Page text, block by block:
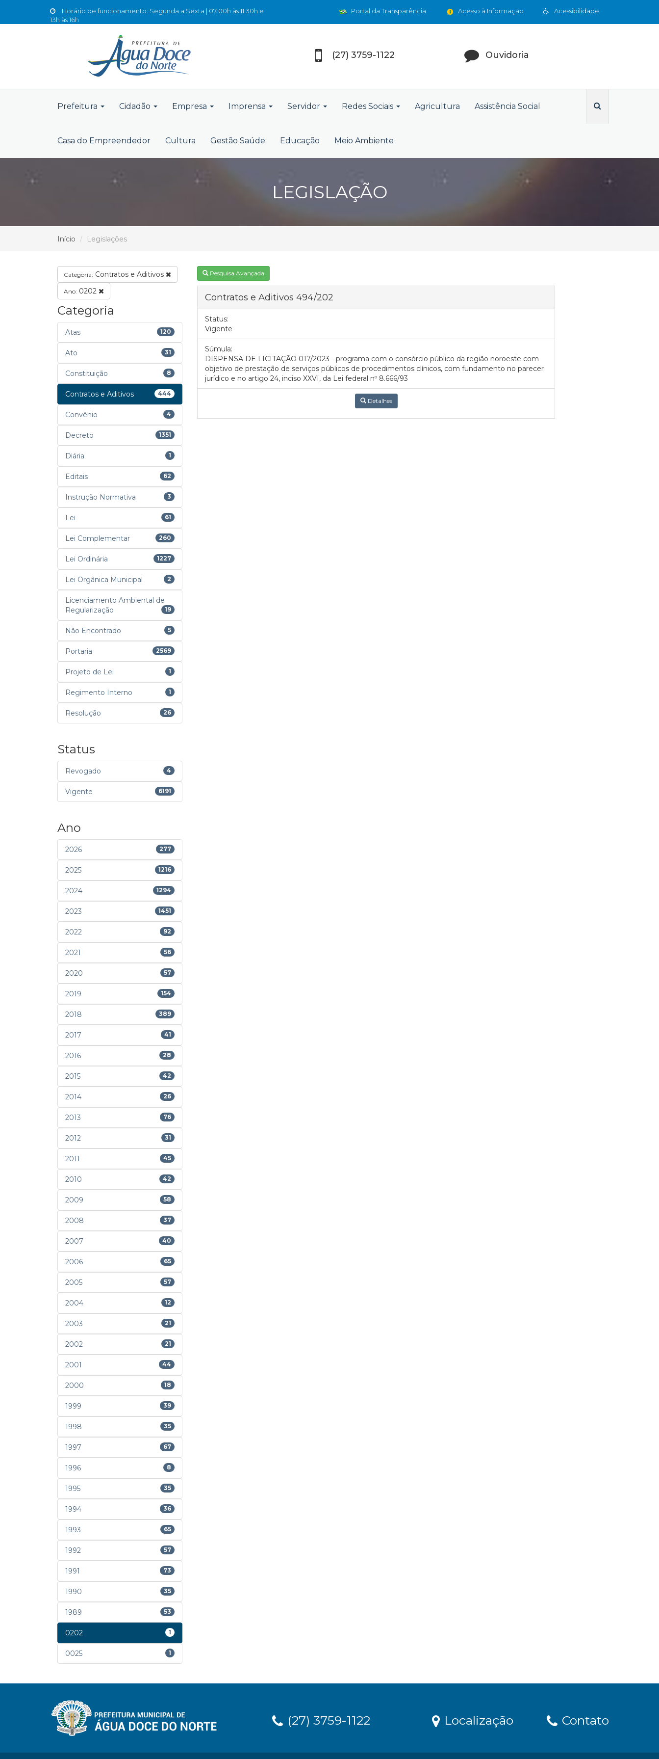
Horário de funcionamento: Segunda a Sexta | 07:00h às 11:30h e
13h às 16h
Acessibilidade
Acesso à Informação
Portal da Transparência
(27) 3759-1122 Ouvidoria
Prefeitura Cidadão Empresa Imprensa Servidor Redes Sociais Agricultura Assistência Social
Casa do Empreendedor Cultura Gestão Saúde Educação Meio Ambiente
LEGISLAÇÃO
Início Legislações
Categoria: Contratos e Aditivos
Ano: 0202
Categoria
Atas 120
Ato 31
Constituição 8
Contratos e Aditivos 444
Convênio 4
Decreto 1351
Diária 1
Editais 62
Instrução Normativa 3
Lei 61
Lei Complementar 260
Lei Ordinária 1227
Lei Orgânica Municipal 2
Licenciamento Ambiental de
Regularização
19
Não Encontrado 5
Portaria 2569
Projeto de Lei 1
Regimento Interno 1
Resolução 26
Status
Revogado 4
Vigente 6191
Ano
2026 277
2025 1216
2024 1294
2023 1451
2022 92
2021 56
2020 57
2019 154
2018 389
2017 41
2016 28
2015 42
2014 26
2013 76
2012 31
2011 45
2010 42
2009 58
2008 37
2007 40
2006 65
2005 57
2004 12
2003 21
2002 21
2001 44
2000 18
1999 39
1998 35
1997 67
1996 8
1995 35
1994 36
1993 65
1992 57
1991 73
1990 35
1989 53
0202 1
0025 1
Pesquisa Avançada
Contratos e Aditivos 494/202
Status:
Vigente
Súmula:
DISPENSA DE LICITAÇÃO 017/2023 - programa com o consórcio público da região noroeste com
objetivo de prestação de serviços públicos de procedimentos clínicos, com fundamento no parecer
jurídico e no artigo 24, inciso XXVI, da Lei federal nº 8.666/93
Detalhes
(27) 3759-1122 Localização Contato